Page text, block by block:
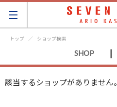
トップ ショップ検索
SHOP |
該当するショップがありません。